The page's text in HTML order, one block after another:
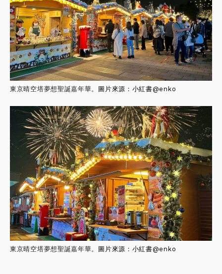
東京晴空塔夢想聖誕嘉年華。 圖片來源：小紅書@enko
東京晴空塔夢想聖誕嘉年華。 圖片來源：小紅書@enko